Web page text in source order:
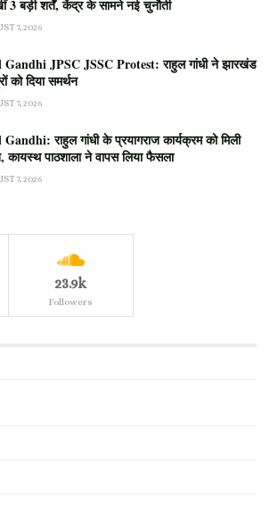
3 बड़ी शर्तें, केंद्र के सामने नई चुनौती
7, 2026
JPSC JSSC Protest: राहुल गांधी ने झारखंड
को दिया समर्थन
7, 2026
राहुल गांधी के प्रयागराज कार्यक्रम को मिली
कायस्थ पाठशाला ने वापस लिया फैसला
7, 2026
23.9k
Followers